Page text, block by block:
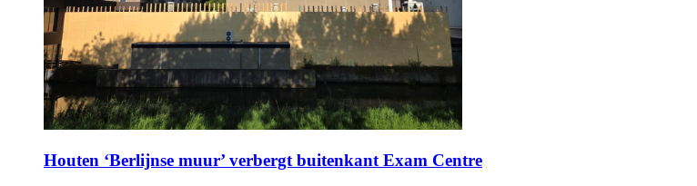
Houten ‘Berlijnse muur’ verbergt buitenkant Exam Centre